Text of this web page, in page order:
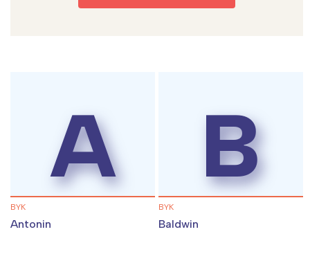
A
BYK
Antonin
B
BYK
Baldwin